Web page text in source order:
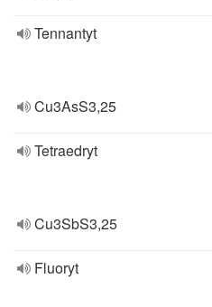
Tennantyt
Cu3AsS3,25
Tetraedryt
Cu3SbS3,25
Fluoryt